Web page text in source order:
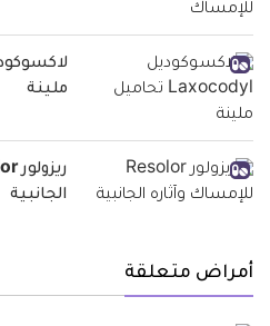
ملينة
الجانبية
أمراض متعلقة